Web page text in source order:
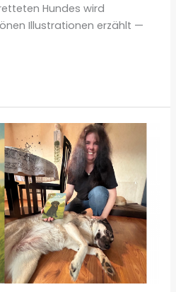
Hundes wird
Illustrationen erzählt —